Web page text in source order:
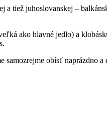
tiež juhoslovanskej –
ako hlavné jedlo) a
obísť naprázdno